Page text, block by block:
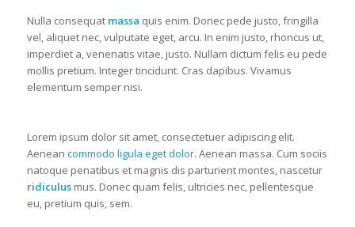
Nulla consequat massa quis enim. Donec pede justo, fringilla
vel, aliquet nec, vulputate eget, arcu. In enim justo, rhoncus ut,
imperdiet a, venenatis vitae, justo. Nullam dictum felis eu pede
mollis pretium. Integer tincidunt. Cras dapibus. Vivamus
elementum semper nisi.
Lorem ipsum dolor sit amet, consectetuer adipiscing elit.
Aenean commodo ligula eget dolor. Aenean massa. Cum sociis
natoque penatibus et magnis dis parturient montes, nascetur
ridiculusmus. Donec quam felis, ultricies nec, pellentesque
eu, pretium quis, sem.